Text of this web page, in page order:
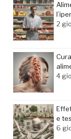
2
4
e
6